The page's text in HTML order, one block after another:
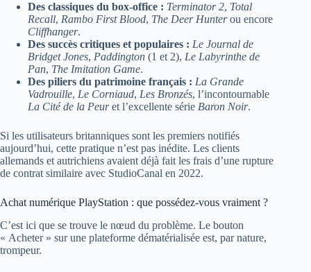
Des classiques du box-office : Terminator 2, Total
Recall, Rambo First Blood, The Deer Hunterou encore
Cliffhanger.
Des succès critiques et populaires : Le Journal de
Bridget Jones, Paddington (1 et 2), Le Labyrinthe de
Pan, The Imitation Game.
Des piliers du patrimoine français : La Grande
Vadrouille, Le Corniaud, Les Bronzés, l’incontournable
La Cité de la Peuret l’excellente série Baron Noir.
Si les utilisateurs britanniques sont les premiers notifiés
aujourd’hui, cette pratique n’est pas inédite. Les clients
allemands et autrichiens avaient déjà fait les frais d’une rupture
de contrat similaire avec StudioCanal en 2022.
Achat numérique PlayStation : que possédez-vous vraiment ?
C’est ici que se trouve le nœud du problème. Le bouton
« Acheter » sur une plateforme dématérialisée est, par nature,
trompeur.